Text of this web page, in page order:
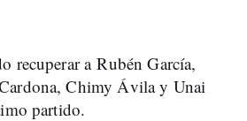
recuperar a Rubén García,
Chimy Ávila y Unai
partido.